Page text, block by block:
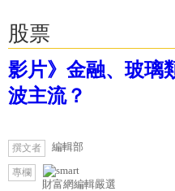
股票
影片》金融、玻璃
波主流？
撰文者 編輯部
專欄
財富網編輯嚴選